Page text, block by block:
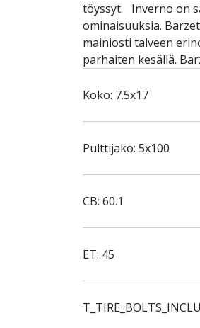
töyssyt. Inverno on
ominaisuuksia.
mainiosti talveen
parhaiten kesällä.
Koko: 7.5x17
Pulttijako: 5x100
CB: 60.1
ET: 45